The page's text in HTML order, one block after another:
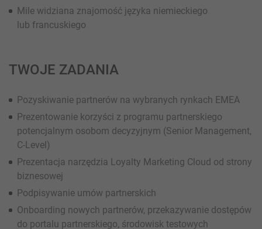
Mile widziana znajomość języka niemieckiego
lub francuskiego
TWOJE ZADANIA
Pozyskiwanie partnerów na wybranych rynkach EMEA
Prezentowanie korzyści z programu partnerskiego
potencjalnym osobom decyzyjnym (Senior Management,
C-Level)
Prezentacja narzędzia Loyalty Marketing Cloud od strony
biznesowej
Podpisywanie umów partnerskich
Onboarding nowych partnerów, przekazywanie dostępów
do portalu partnerskiego, środowisk testowych